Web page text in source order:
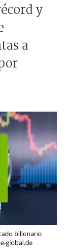
y
a
billonario
global.de